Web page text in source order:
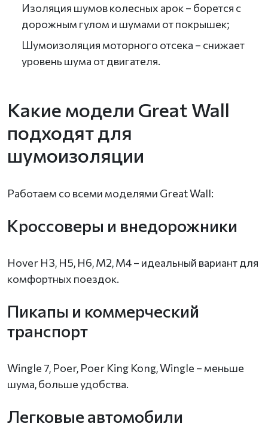
Изоляция шумов колесных арок – борется с
дорожным гулом и шумами от покрышек;
Шумоизоляция моторного отсека – снижает
уровень шума от двигателя.
Какие модели Great Wall
подходят для
шумоизоляции
Работаем со всеми моделями Great Wall:
Кроссоверы и внедорожники
Hover H3, H5, H6, M2, M4 – идеальный вариант для
комфортных поездок.
Пикапы и коммерческий
транспорт
Wingle 7, Poer, Poer King Kong, Wingle – меньше
шума, больше удобства.
Легковые автомобили